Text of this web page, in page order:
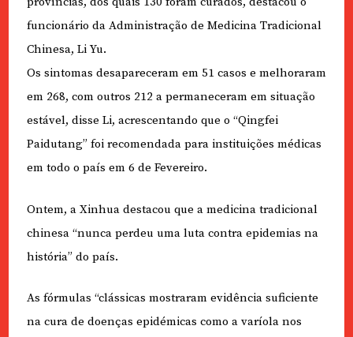
funcionário da Administração de Medicina Tradicional
Chinesa, Li Yu.
Os sintomas desapareceram em 51 casos e melhoraram
em 268, com outros 212 a permaneceram em situação
estável, disse Li, acrescentando que o “Qingfei
Paidutang” foi recomendada para instituições médicas
em todo o país em 6 de Fevereiro.
Ontem, a Xinhua destacou que a medicina tradicional
chinesa “nunca perdeu uma luta contra epidemias na
história” do país.
As fórmulas “clássicas mostraram evidência suficiente
na cura de doenças epidémicas como a varíola nos